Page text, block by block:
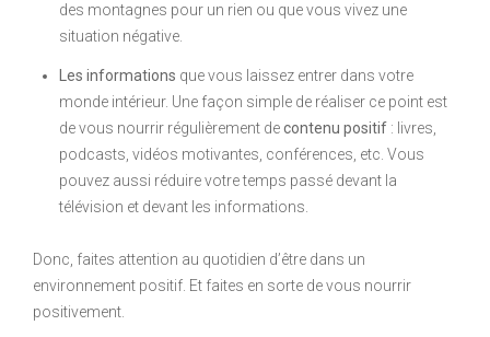
des montagnes pour un rien ou que vous vivez une
situation négative.
Les informations que vous laissez entrer dans votre
monde intérieur. Une façon simple de réaliser ce point est
de vous nourrir régulièrement decontenu positif : livres,
podcasts, vidéos motivantes, conférences, etc. Vous
pouvez aussi réduire votre temps passé devant la
télévision et devant les informations.
Donc, faites attention au quotidien d’être dans un
environnement positif. Et faites en sorte de vous nourrir
positivement.